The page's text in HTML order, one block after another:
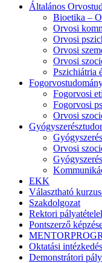
Általános
Bioetika –
Orvosi
Orvosi
Orvosi
Orvosi
Pszichiátria
Fogorvosi
Fogorvosi
Orvosi
Orvosi
EKK
Választható
Szakdolgozat
Rektori
Pontszerző
Oktatási
Demonstrátori